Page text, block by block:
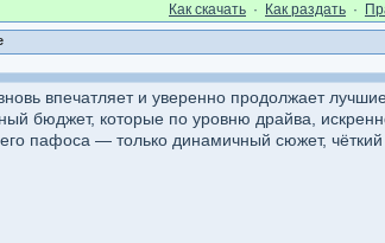
Как cкачать · Как раздать ·
впечатляет и уверенно продолжает
бюджет, которые по уровню драйва,
пафоса — только динамичный сюжет,